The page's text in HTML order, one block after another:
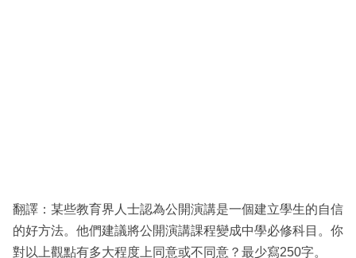
翻譯：某些教育界人士認為公開演講是一個建立學生的自信
的好方法。他們建議將公開演講課程變成中學必修科目。你
對以上觀點有多大程度上同意或不同意？最少寫250字。